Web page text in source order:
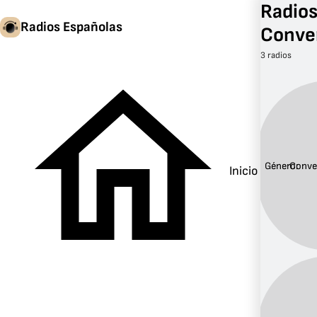
Radios Españolas
Inicio
3 radios
Género: